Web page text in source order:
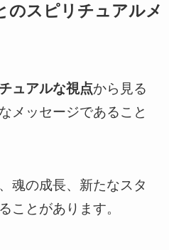
のスピリチュアルメ
ュアルな視点から見る
メッセージであること
魂の成長、新たなスタ
ことがあります。